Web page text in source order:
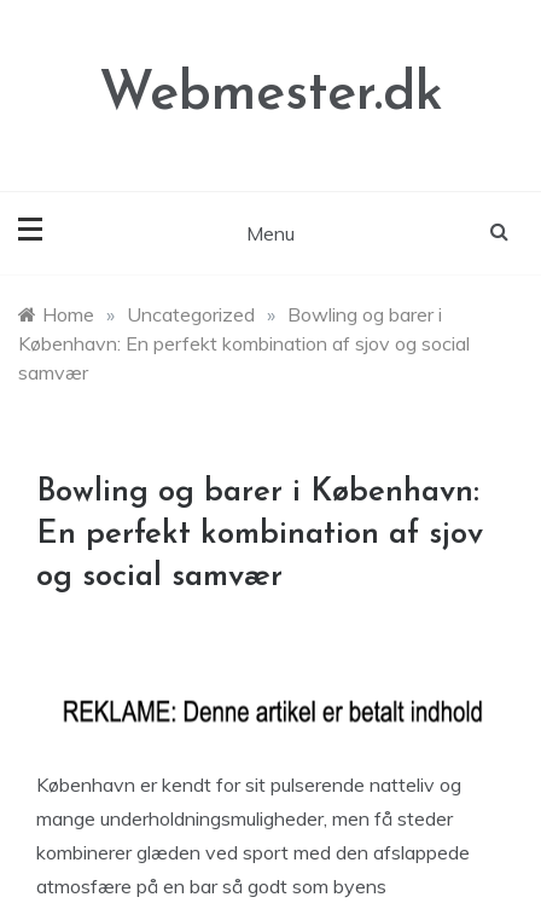
Webmester.dk
Menu
Home » Uncategorized » Bowling og barer i
København: En perfekt kombination af sjov og social
samvær
Bowling og barer i København:
En perfekt kombination af sjov
og social samvær
København er kendt for sit pulserende natteliv og
mange underholdningsmuligheder, men få steder
kombinerer glæden ved sport med den afslappede
atmosfære på en bar så godt som byens